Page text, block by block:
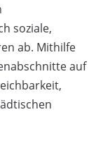
soziale,
ab. Mithilfe
auf